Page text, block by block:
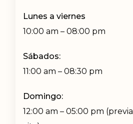
Lunes a viernes
10:00 am – 08:00 pm
Sábados:
11:00 am – 08:30 pm
Domingo:
12:00 am – 05:00 pm (previa